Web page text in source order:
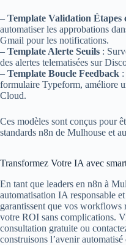
– Template Validation Étapes
automatiser les approbations
Gmail pour les notifications.
– Template Alerte Seuils :
des alertes telematisées sur
– Template Boucle Feedback
formulaire Typeform, améliore
Cloud.
Ces modèles sont conçus pour
standards n8n de Mulhouse et
Transformez Votre IA avec
En tant que leaders en n8n à
automatisation IA responsable
garantissent que vos workflows
votre ROI sans complications.
consultation gratuite ou
construisons l’avenir